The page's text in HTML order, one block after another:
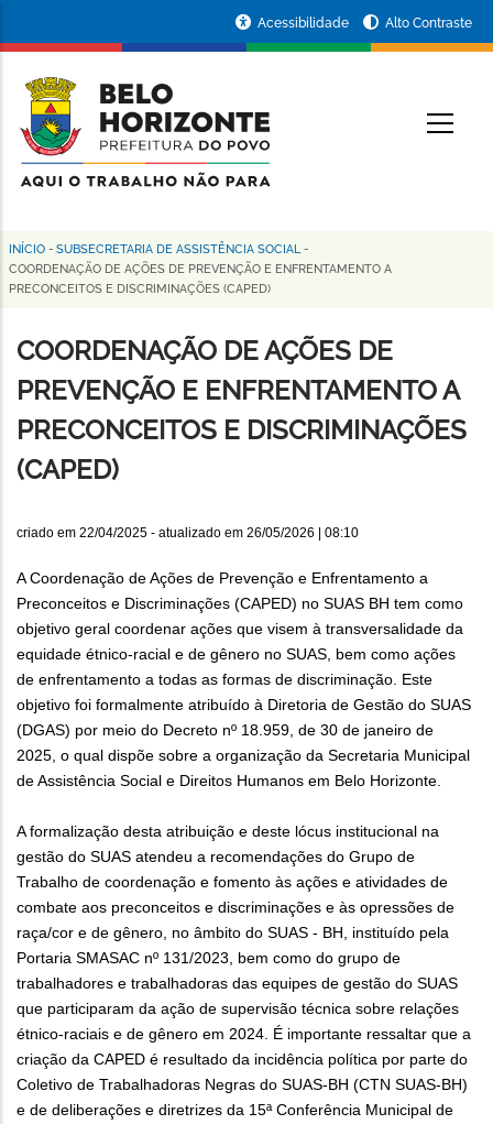
conteúdo
principal
da
Prefeitura
de
Horizonte
Acessibilidade Alto Contraste
Trilha
de
navegação
INÍCIO - SUBSECRETARIA DE ASSISTÊNCIA SOCIAL -
COORDENAÇÃO DE AÇÕES DE PREVENÇÃO E ENFRENTAMENTO A
PRECONCEITOS E DISCRIMINAÇÕES (CAPED)
COORDENAÇÃO DE AÇÕES DE
PREVENÇÃO E ENFRENTAMENTO A
PRECONCEITOS E DISCRIMINAÇÕES
(CAPED)
criado em 22/04/2025 - atualizado em 26/05/2026 | 08:10
A Coordenação de Ações de Prevenção e Enfrentamento a
Preconceitos e Discriminações (CAPED) no SUAS BH tem como
objetivo geral coordenar ações que visem à transversalidade da
equidade étnico-racial e de gênero no SUAS, bem como ações
de enfrentamento a todas as formas de discriminação. Este
objetivo foi formalmente atribuído à Diretoria de Gestão do SUAS
(DGAS) por meio do Decreto nº 18.959, de 30 de janeiro de
2025, o qual dispõe sobre a organização da Secretaria Municipal
de Assistência Social e Direitos Humanos em Belo Horizonte.
A formalização desta atribuição e deste lócus institucional na
gestão do SUAS atendeu a recomendações do Grupo de
Trabalho de coordenação e fomento às ações e atividades de
combate aos preconceitos e discriminações e às opressões de
raça/cor e de gênero, no âmbito do SUAS - BH, instituído pela
Portaria SMASAC nº 131/2023, bem como do grupo de
trabalhadores e trabalhadoras das equipes de gestão do SUAS
que participaram da ação de supervisão técnica sobre relações
étnico-raciais e de gênero em 2024. É importante ressaltar que a
criação da CAPED é resultado da incidência política por parte do
Coletivo de Trabalhadoras Negras do SUAS-BH (CTN SUAS-BH)
e de deliberações e diretrizes da 15ª Conferência Municipal de